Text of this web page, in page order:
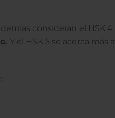
consideran el HSK 4
Y el HSK 5 se acerca más a